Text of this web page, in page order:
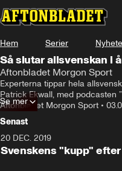
Hem Serier
Så slutar allsvenskan i
Aftonbladet Morgon Sport
Experterna tippar hela
Patrick Ekwall, med podcasten
reporter Sportbladet
Aftonbladet Morgon Sport •
Se mer
Senast
20 DEC. 2019
Svenskens "kupp"